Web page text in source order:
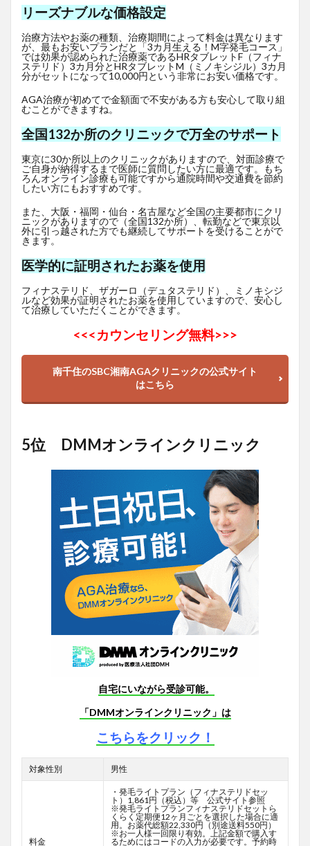
リーズナブルな価格設定
治療方法やお薬の種類、治療期間によって料金は異なります
が、最もお安いプランだと「3カ月生える！M字発毛コース」
では効果が認められた治療薬であるHRタブレットF （フィナ
ステリド）3カ月分とHRタブレットM（ミノキシジル）3カ月
分がセットになって10,000円という非常にお安い価格です。
AGA治療が初めてで金額面で不安がある方も安心して取り組
むことができますね。
全国132か所のクリニックで万全のサポート
東京に30か所以上のクリニックがありますので、対面診療で
ご自身が納得するまで医師に質問したい方に最適です。もち
ろんオンライン診療も可能ですから通院時間や交通費を節約
したい方にもおすすめです。
また、大阪・福岡・仙台・名古屋など全国の主要都市にクリ
ニックがありますので（全国132か所）、転勤などで東京以
外に引っ越された方でも継続してサポートを受けることがで
きます。
医学的に証明されたお薬を使用
フィナステリド、ザガーロ（デュタステリド）、ミノキシジ
ルなど効果が証明されたお薬を使用していますので、安心し
て治療していただくことができます。
<<<カウンセリング無料>>>
南千住のSBC湘南AGAクリニックの公式サイト
はこちら
5位 DMMオンラインクリニック
自宅にいながら受診可能。
「DMMオンラインクリニック」は
こちらをクリック！
対象性別 男性
料金
・発毛ライトプラン（フィナステリドセッ
ト）1,861円（税込）等 公式サイト参照
※発毛ライトプランフィナステリドセットら
くらく定期便12ヶ月ごとを選択した場合に適
用。お薬代総額22,330円（別途送料550円）
※お一人様一回限り有効。上記金額で購入す
るためにはコードの入力が必要です。予約時